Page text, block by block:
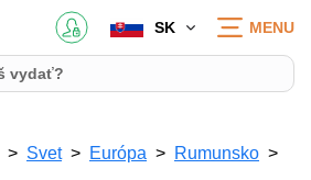
SK MENU
Svet Európa Rumunsko